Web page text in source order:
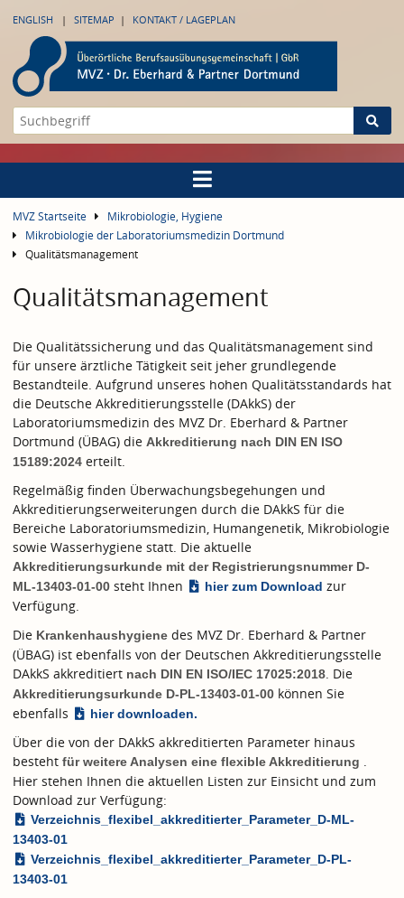
ENGLISH SITEMAP KONTAKT / LAGEPLAN
MVZ Startseite
Mikrobiologie, Hygiene
Mikrobiologie der Laboratoriumsmedizin Dortmund
Qualitätsmanagement
Qualitätsmanagement
Die Qualitätssicherung und das Qualitätsmanagement sind
für unsere ärztliche Tätigkeit seit jeher grundlegende
Bestandteile. Aufgrund unseres hohen Qualitätsstandards hat
die Deutsche Akkreditierungsstelle (DAkkS) der
Laboratoriumsmedizin des MVZ Dr. Eberhard & Partner
Dortmund (ÜBAG) die Akkreditierung nach DIN EN ISO
15189:2024 erteilt.
Regelmäßig finden Überwachungsbegehungen und
Akkreditierungserweiterungen durch die DAkkS für die
Bereiche Laboratoriumsmedizin, Humangenetik, Mikrobiologie
sowie Wasserhygiene statt. Die aktuelle
Akkreditierungsurkunde mit der Registrierungsnummer D-
ML-13403-01-00 steht Ihnen hier zum Download zur
Verfügung.
Die Krankenhaushygiene des MVZ Dr. Eberhard & Partner
(ÜBAG) ist ebenfalls von der Deutschen Akkreditierungsstelle
DAkkS akkreditiert nach DIN EN ISO/IEC 17025:2018 . Die
Akkreditierungsurkunde D-PL-13403-01-00 können Sie
ebenfalls
hier downloaden.
Über die von der DAkkS akkreditierten Parameter hinaus
besteht für weitere Analysen eine flexible Akkreditierung .
Hier stehen Ihnen die aktuellen Listen zur Einsicht und zum
Download zur Verfügung:
Verzeichnis_flexibel_akkreditierter_Parameter_D-ML-
13403-01
Verzeichnis_flexibel_akkreditierter_Parameter_D-PL-
13403-01